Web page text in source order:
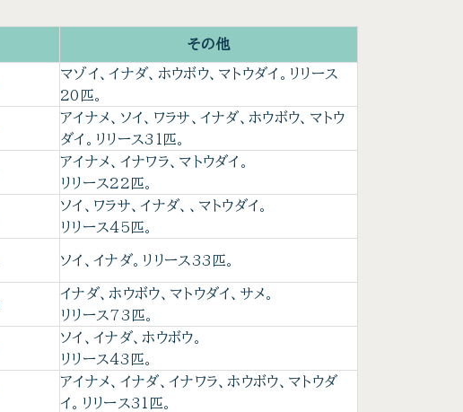
その他
マゾイ、イナダ、ホウボウ、マトウダイ。リリース
20匹。
アイナメ、ソイ、ワラサ、イナダ、ホウボウ、マトウ
ダイ。リリース31匹。
アイナメ、イナワラ、マトウダイ。
リリース22匹。
ソイ、ワラサ、イナダ、、マトウダイ。
リリース45匹。
ソイ、イナダ。リリース33匹。
イナダ、ホウボウ、マトウダイ、サメ。
リリース73匹。
ソイ、イナダ、ホウボウ。
リリース43匹。
アイナメ、イナダ、イナワラ、ホウボウ、マトウダ
イ。リリース31匹。